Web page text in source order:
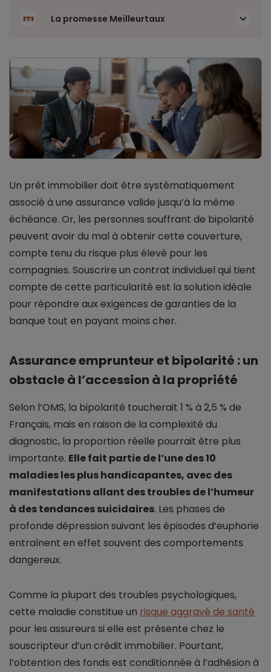
La promesse Meilleurtaux
Un prêt immobilier doit être systématiquement
associé à une assurance valide jusqu’à la même
échéance. Or, les personnes souffrant de bipolarité
peuvent avoir du mal à obtenir cette couverture,
compte tenu du risque plus élevé pour les
compagnies. Souscrire un contrat individuel qui tient
compte de cette particularité est la solution idéale
pour répondre aux exigences de garanties de la
banque tout en payant moins cher.
Assurance emprunteur et bipolarité : un
obstacle à l’accession à la propriété
Selon l’OMS, la bipolarité toucherait 1 % à 2,5 % de
Français, mais en raison de la complexité du
diagnostic, la proportion réelle pourrait être plus
importante. Elle fait partie de l’une des 10
maladies les plus handicapantes, avec des
manifestations allant des troubles de l’humeur
à des tendances suicidaires. Les phases de
profonde dépression suivant les épisodes d’euphorie
entraînent en effet souvent des comportements
dangereux.
Comme la plupart des troubles psychologiques,
cette maladie constitue un risque aggravé de santé
pour les assureurs si elle est présente chez le
souscripteur d’un crédit immobilier. Pourtant,
l’obtention des fonds est conditionnée à l’adhésion à